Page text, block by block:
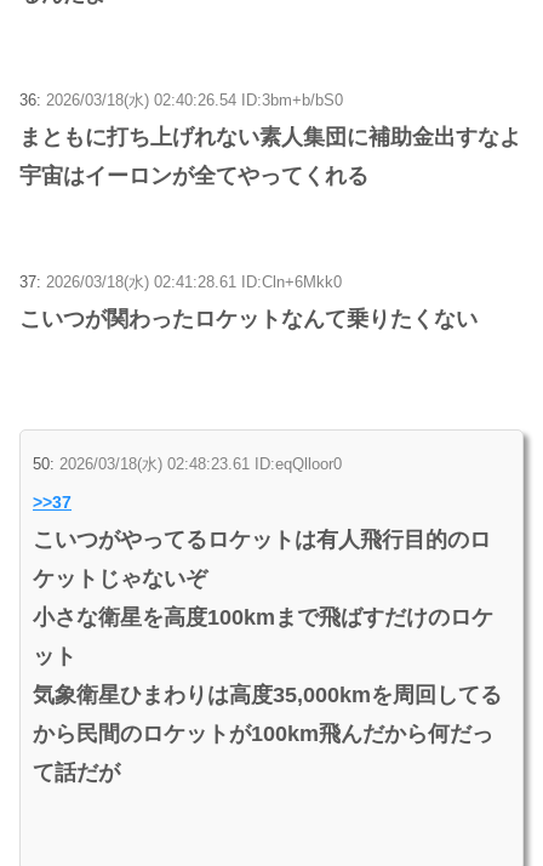
36: 2026/03/18(水) 02:40:26.54 ID:3bm+b/bS0
まともに打ち上げれない素人集団に補助金出すなよ
宇宙はイーロンが全てやってくれる
37: 2026/03/18(水) 02:41:28.61 ID:Cln+6Mkk0
こいつが関わったロケットなんて乗りたくない
50: 2026/03/18(水) 02:48:23.61 ID:eqQlloor0
>>37
こいつがやってるロケットは有人飛行目的のロ
ケットじゃないぞ
小さな衛星を高度100kmまで飛ばすだけのロケ
ット
気象衛星ひまわりは高度35,000kmを周回してる
から民間のロケットが100km飛んだから何だっ
て話だが